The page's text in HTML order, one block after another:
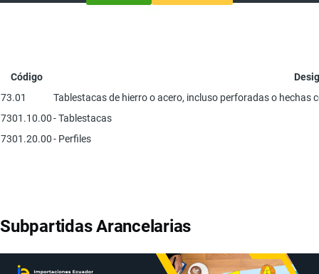
Código
73.01
Tablestacas de hierro o acero, incluso perforadas o
7301.10.00- Tablestacas
7301.20.00- Perfiles
Subpartidas Arancelarias